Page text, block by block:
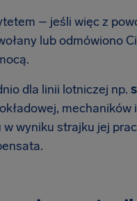
– jeśli więc z
lub odmówiono
dla linii lotniczej np.
mechaników
wyniku strajku jej